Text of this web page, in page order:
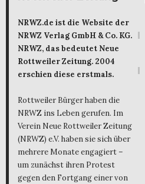
NRWZ.de ist die Website der
NRWZ Verlag GmbH & Co. KG.
NRWZ, das bedeutet Neue
Rottweiler Zeitung. 2004
erschien diese erstmals.
Rottweiler Bürger haben die
NRWZ ins Leben gerufen. Im
Verein Neue Rottweiler Zeitung
(NRWZ) e.V. haben sie sich über
mehrere Monate engagiert –
um zunächst ihren Protest
gegen den Fortgang einer von